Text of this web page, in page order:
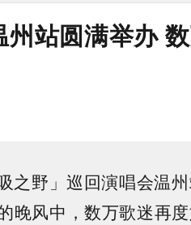
站圆满举办
之野」巡回演唱会温
晚风中，数万歌迷再